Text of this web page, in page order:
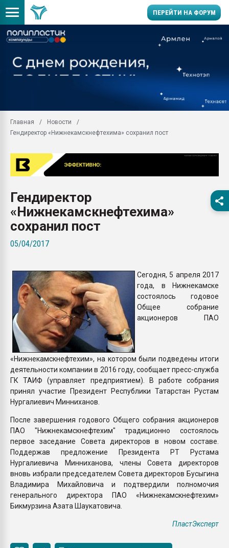
ПЕРЕЙТИ НА ФОРУМ
заводу пластмасс"
28.07.2026
28.07.2026
ПЕРЕЙТИ НА
Главная
Новости
Гендиректор «Нижнекамскнефтехима» сохранил пост
Гендиректор
«Нижнекамскнефтехима»
сохранил пост
05/04/2017
Сегодня, 5 апреля 2017
года, в Нижнекамске
состоялось годовое
Общее собрание
акционеров ПАО
«Нижнекамскнефтехим», на котором были подведены итоги
деятельности компании в 2016 году, сообщает пресс-служба
ГК ТАИФ (управляет предприятием). В работе собрания
принял участие Президент Республики Татарстан Рустам
Нургалиевич Минниханов.
После завершения годового Общего собрания акционеров
ПАО "Нижнекамскнефтехим" традиционно состоялось
первое заседание Совета директоров в новом составе.
Поддержав предложение Президента РТ Рустама
Нургалиевича Минниханова, члены Совета директоров
вновь избрали председателем Совета директоров Бусыгина
Владимира Михайловича и подтвердили полномочия
генерального директора ПАО «Нижнекамскнефтехим»
Бикмурзина Азата Шаукатовича.
ПластЭксперт